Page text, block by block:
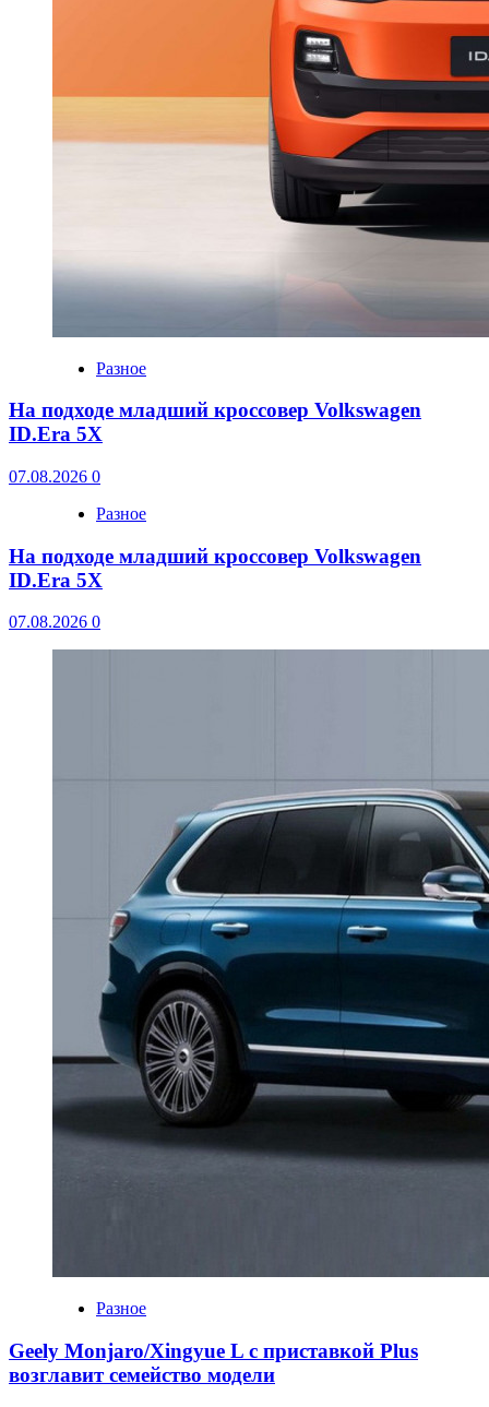
Разное
На подходе младший кроссовер Volkswagen
ID.Era 5X
07.08.2026 0
Разное
На подходе младший кроссовер Volkswagen
ID.Era 5X
07.08.2026 0
Разное
Geely Monjaro/Xingyue L с приставкой Plus
возглавит семейство модели